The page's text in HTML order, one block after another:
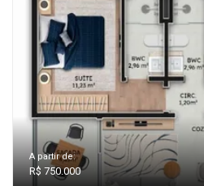
A partir de:
R$ 750.000